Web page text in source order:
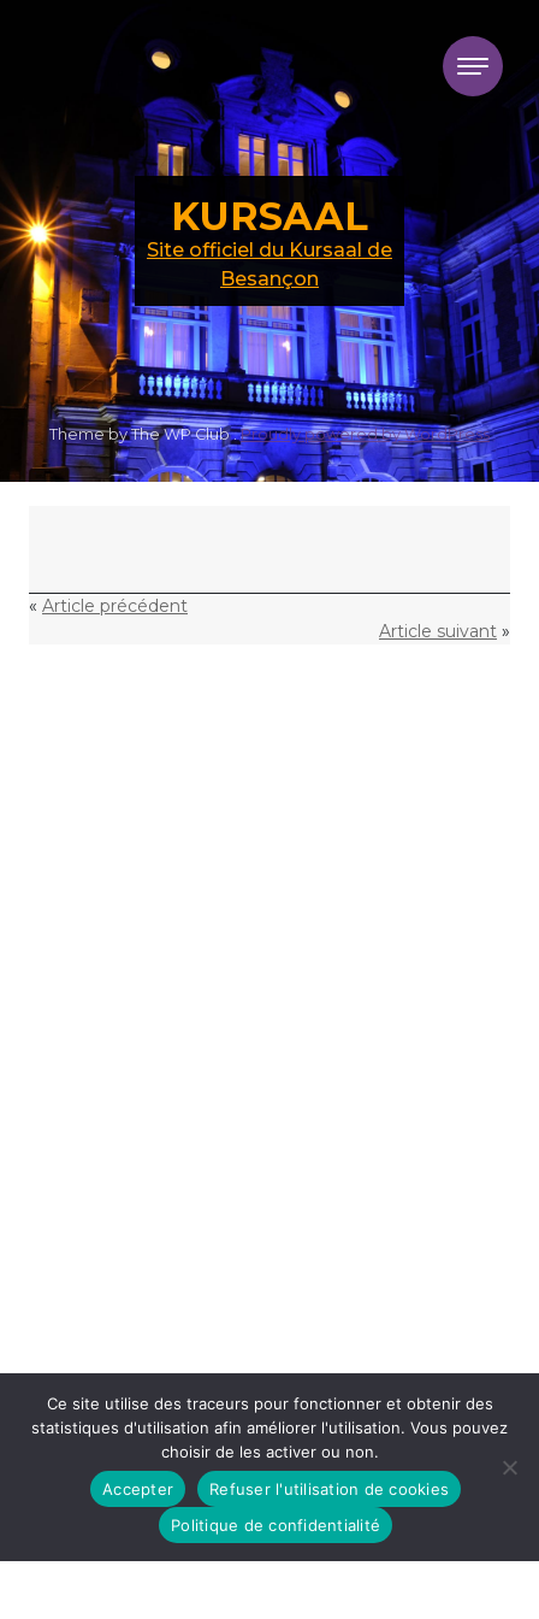
« Article précédent
Article suivant »
KURSAAL
Site officiel du Kursaal de
Besançon
Theme by The WP Club .Proudly powered by WordPress
Ce site utilise des traceurs pour fonctionner et obtenir des
statistiques d'utilisation afin améliorer l'utilisation. Vous pouvez
choisir de les activer ou non.
Accepter
Refuser l'utilisation de cookies
Politique de confidentialité